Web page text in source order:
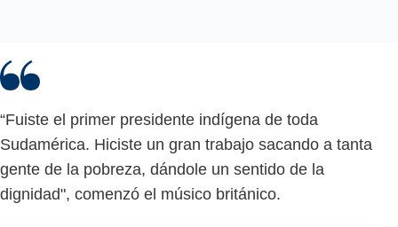
“Fuiste el primer presidente indígena de toda
Sudamérica. Hiciste un gran trabajo sacando a tanta
gente de la pobreza, dándole un sentido de la
dignidad", comenzó el músico británico.